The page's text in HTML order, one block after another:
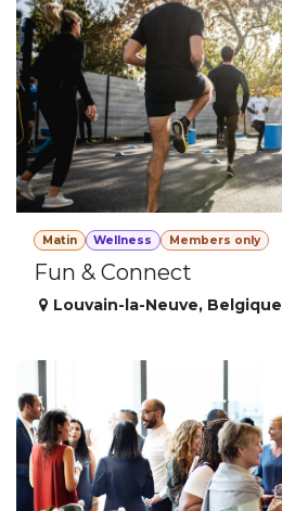
Matin Wellness Members only
Fun & Connect
Louvain-la-Neuve, Belgique